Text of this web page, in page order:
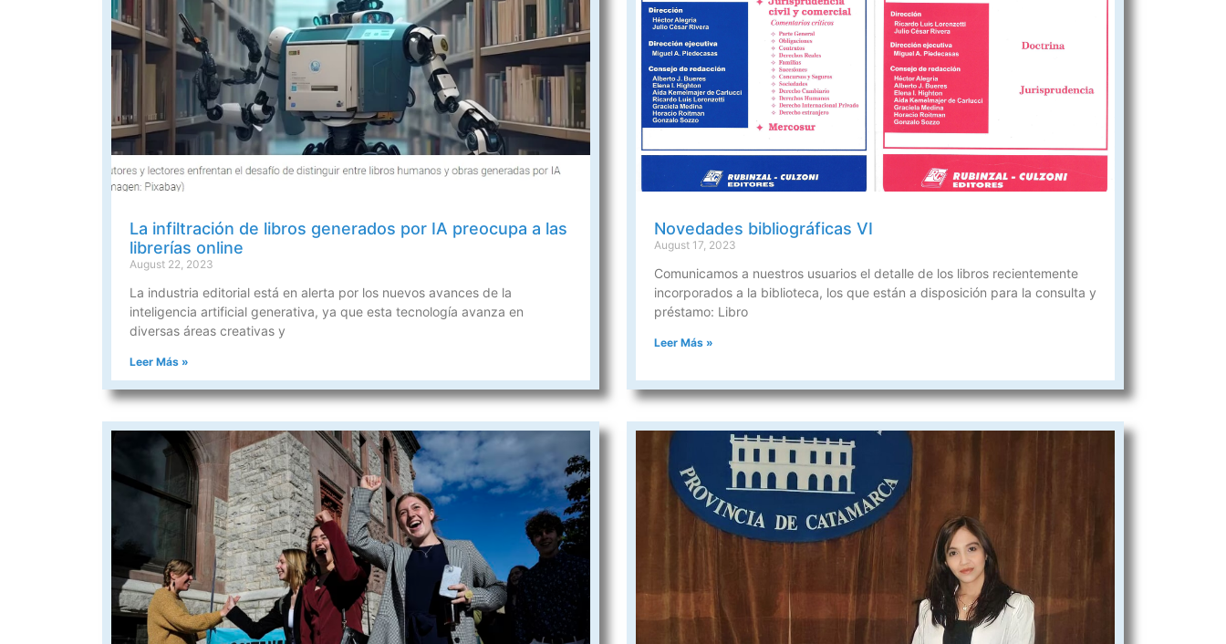
La infiltración de libros generados por IA preocupa a las
librerías online
August 22, 2023
La industria editorial está en alerta por los nuevos avances de la
inteligencia artificial generativa, ya que esta tecnología avanza en
diversas áreas creativas y
Leer Más »
Novedades bibliográficas VI
August 17, 2023
Comunicamos a nuestros usuarios el detalle de los libros recientemente
incorporados a la biblioteca, los que están a disposición para la consulta y
préstamo: Libro
Leer Más »